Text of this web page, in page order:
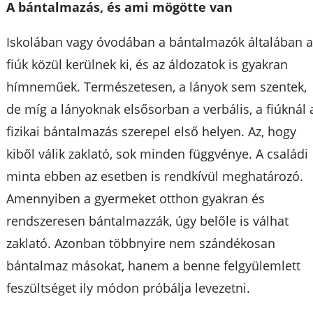
A bántalmazás, és ami mögötte van
Iskolában vagy óvodában a bántalmazók általában a
fiúk közül kerülnek ki, és az áldozatok is gyakran
hímneműek. Természetesen, a lányok sem szentek,
de míg a lányoknak elsősorban a verbális, a fiúknál
fizikai bántalmazás szerepel első helyen. Az, hogy
kiből válik zaklató, sok minden függvénye. A családi
minta ebben az esetben is rendkívül meghatározó.
Amennyiben a gyermeket otthon gyakran és
rendszeresen bántalmazzák, úgy belőle is válhat
zaklató. Azonban többnyire nem szándékosan
bántalmaz másokat, hanem a benne felgyülemlett
feszültséget ily módon próbálja levezetni.